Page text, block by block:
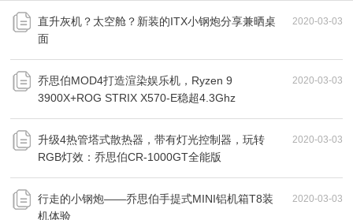
2020-03-03
直升灰机？太空舱？新装的ITX小钢炮分享兼晒桌
面
2020-03-03
乔思伯MOD4打造渲染娱乐机，Ryzen 9
3900X+ROG STRIX X570-E稳超4.3Ghz
2020-03-03
升级4热管塔式散热器，带有灯光控制器，玩转
RGB灯效：乔思伯CR-1000GT全能版
2020-03-03
行走的小钢炮——乔思伯手提式MINI铝机箱T8装
机体验